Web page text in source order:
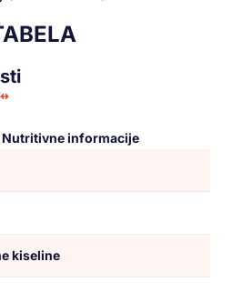
Nutritivne informacije
kiseline